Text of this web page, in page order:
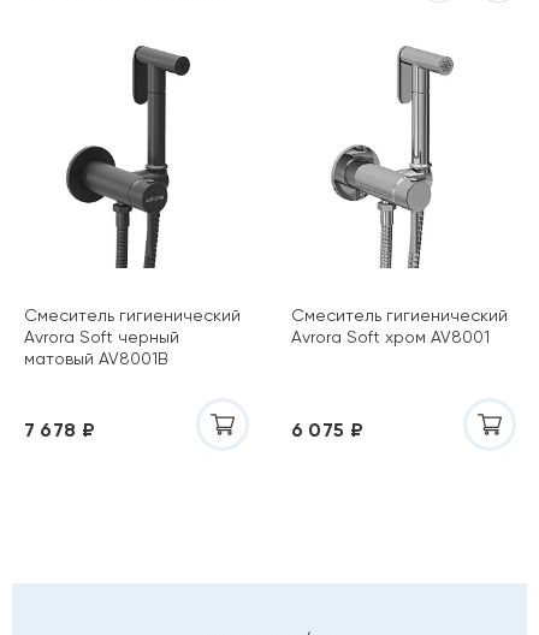
Смеситель гигиенический
Avrora Soft черный
матовый AV8001B
7 678 ₽
Смеситель гигиенический
Avrora Soft хром AV8001
6 075 ₽